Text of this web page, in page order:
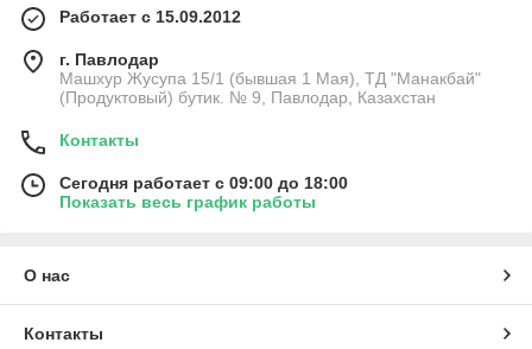
Работает с 15.09.2012
г. Павлодар
Машхур Жусупа 15/1 (бывшая 1 Мая), ТД "Манакбай"
(Продуктовый) бутик. № 9, Павлодар, Казахстан
Контакты
Сегодня работает с 09:00 до 18:00
Показать весь график работы
О нас
Контакты